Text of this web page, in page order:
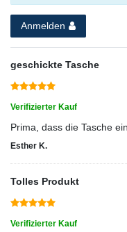
Anmelden
geschickte Tasche
Verifizierter Kauf
Prima, dass die Tasche
Esther K.
Tolles Produkt
Verifizierter Kauf